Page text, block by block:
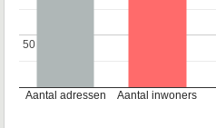
Aantal adressen Aantal inwoners
50
50